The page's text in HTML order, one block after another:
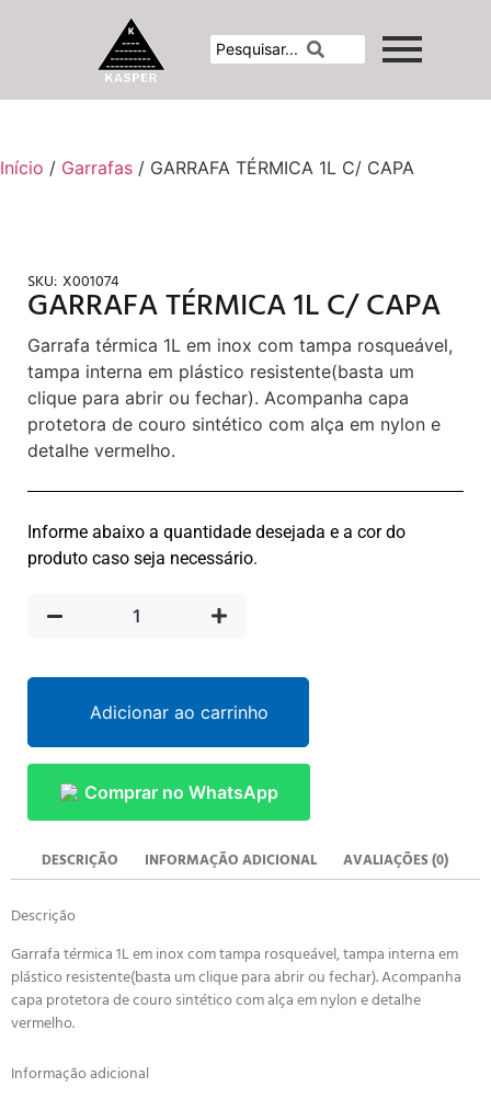
Início / Garrafas / GARRAFA TÉRMICA 1L C/ CAPA
SKU: X001074
GARRAFA TÉRMICA 1L C/ CAPA
Garrafa térmica 1L em inox com tampa rosqueável,
tampa interna em plástico resistente(basta um
clique para abrir ou fechar). Acompanha capa
protetora de couro sintético com alça em nylon e
detalhe vermelho.
Informe abaixo a quantidade desejada e a cor do
produto caso seja necessário.
Adicionar ao carrinho
Comprar no WhatsApp
DESCRIÇÃO INFORMAÇÃO ADICIONAL AVALIAÇÕES (0)
Descrição
Garrafa térmica 1L em inox com tampa rosqueável, tampa interna em
plástico resistente(basta um clique para abrir ou fechar). Acompanha
capa protetora de couro sintético com alça em nylon e detalhe
vermelho.
Informação adicional